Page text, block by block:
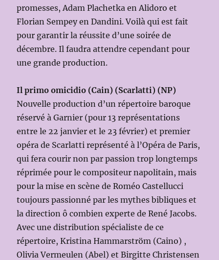
promesses, Adam Plachetka en Alidoro et
Florian Sempey en Dandini. Voilà qui est fait
pour garantir la réussite d’une soirée de
décembre. Il faudra attendre cependant pour
une grande production.
Il primo omicidio (Cain) (Scarlatti) (NP)
Nouvelle production d’un répertoire baroque
réservé à Garnier (pour 13 représentations
entre le 22 janvier et le 23 février) et premier
opéra de Scarlatti représenté à l’Opéra de Paris,
qui fera courir non par passion trop longtemps
réprimée pour le compositeur napolitain, mais
pour la mise en scène de Roméo Castellucci
toujours passionné par les mythes bibliques et
la direction ô combien experte de René Jacobs.
Avec une distribution spécialiste de ce
répertoire, Kristina Hammarström (Caino) ,
Olivia Vermeulen (Abel) et Birgitte Christensen